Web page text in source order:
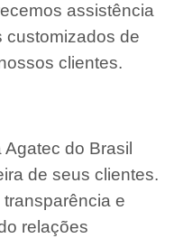
assistência
customizados de
clientes.
do Brasil
de seus clientes.
e
relações